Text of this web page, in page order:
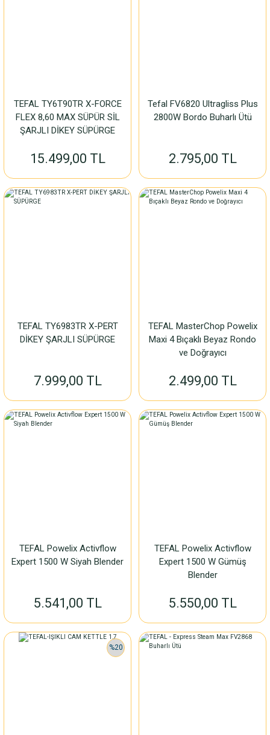
TEFAL TY6T90TR X-FORCE
FLEX 8,60 MAX SÜPÜR SİL
ŞARJLI DİKEY SÜPÜRGE
15.499,00 TL
Tefal FV6820 Ultragliss Plus
2800W Bordo Buharlı Ütü
2.795,00 TL
TEFAL TY6983TR X-PERT
DİKEY ŞARJLI SÜPÜRGE
7.999,00 TL
TEFAL MasterChop Powelix
Maxi 4 Bıçaklı Beyaz Rondo
ve Doğrayıcı
2.499,00 TL
TEFAL Powelix Activflow
Expert 1500 W Siyah Blender
5.541,00 TL
TEFAL Powelix Activflow
Expert 1500 W Gümüş
Blender
5.550,00 TL
%20